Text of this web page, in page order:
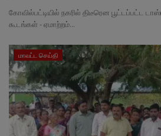
கோவில்பட்டியில் நகரில் திடீரென பூட்டப்பட்ட
கூடங்கள் - ஏமாற்றம்...
மாவட்ட செய்தி